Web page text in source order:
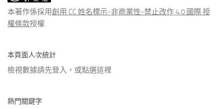
章
本著作係採用創用 CC 姓名標示-非商業性-禁止改作 4.0 國際 授
權條款授權.
本頁面人次統計
檢視數據請先登入，或點選這裡
熱門關鍵字